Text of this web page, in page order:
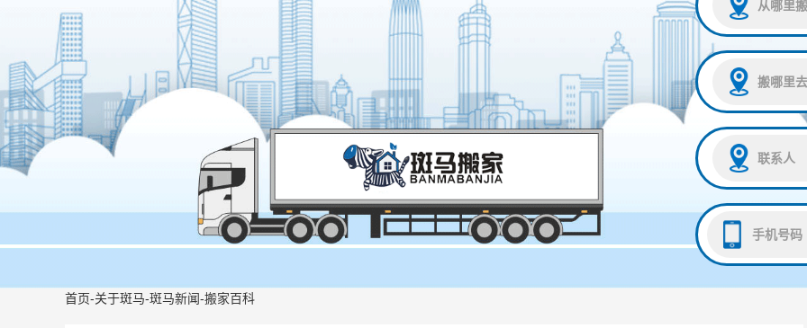
首页-关于斑马-斑马新闻-搬家百科